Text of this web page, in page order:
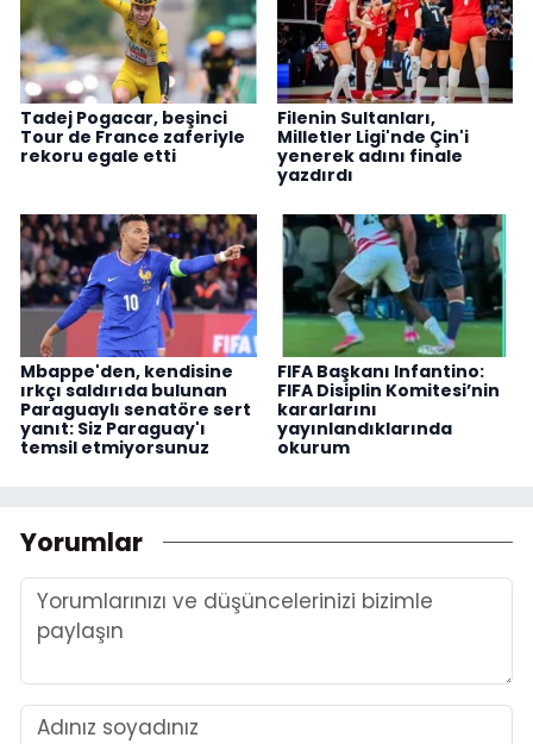
Tadej Pogacar, beşinci
Tour de France zaferiyle
rekoru egale etti
Filenin Sultanları,
Milletler Ligi'nde Çin'i
yenerek adını finale
yazdırdı
Mbappe'den, kendisine
ırkçı saldırıda bulunan
Paraguaylı senatöre sert
yanıt: Siz Paraguay'ı
temsil etmiyorsunuz
FIFA Başkanı Infantino:
FIFA Disiplin Komitesi’nin
kararlarını
yayınlandıklarında
okurum
Yorumlar